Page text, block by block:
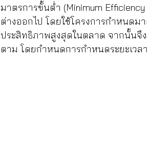
มาตรการขั้นต่ำ (Minimum
ต่างออกไป โดยใช้โครงการกำหนด
ประสิทธิภาพสูงสุดในตลาด จากนั้นจึ
ตาม โดยกำหนดการกำหนดระยะเว